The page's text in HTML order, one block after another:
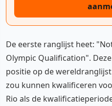
De eerste ranglijst heet:
Olympic Qualification".
positie op de
zou kunnen kwalificeren
Rio als de